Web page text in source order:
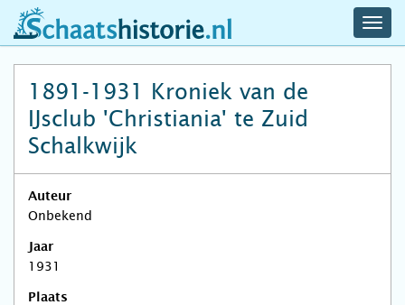
schaatshistorie.nl
1891-1931 Kroniek van de
IJsclub 'Christiania' te Zuid
Schalkwijk
Auteur
Onbekend
Jaar
1931
Plaats